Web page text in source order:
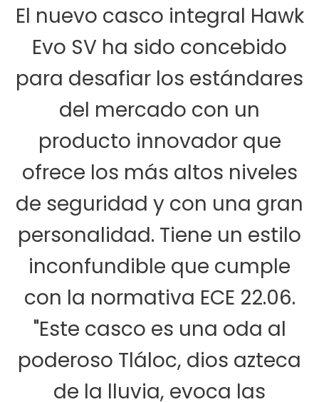
El nuevo casco integral Hawk
Evo SV ha sido concebido
para desafiar los estándares
del mercado con un
producto innovador que
ofrece los más altos niveles
de seguridad y con una gran
personalidad. Tiene un estilo
inconfundible que cumple
con la normativa ECE 22.06.
"Este casco es una oda al
poderoso Tláloc, dios azteca
de la lluvia, evoca las